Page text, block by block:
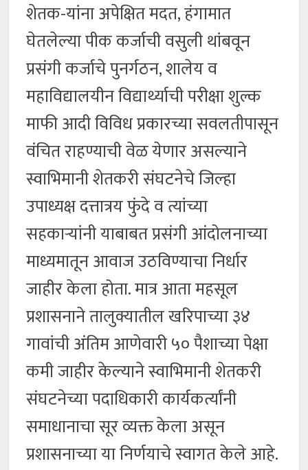
शेतक-यांना अपेक्षित मदत, हंगामात
घेतलेल्या पीक कर्जाची वसुली थांबवून
प्रसंगी कर्जाचे पुनर्गठन, शालेय व
महाविद्यालयीन विद्यार्थ्याची परीक्षा शुल्क
माफी आदी विविध प्रकारच्या सवलतीपासून
वंचित राहण्याची वेळ येणार असल्याने
स्वाभिमानी शेतकरी संघटनेचे जिल्हा
उपाध्यक्ष दत्तात्रय फुंदे व त्यांच्या
सहकाऱ्यांनी याबाबत प्रसंगी आंदोलनाच्या
माध्यमातून आवाज उठविण्याचा निर्धार
जाहीर केला होता. मात्र आता महसूल
प्रशासनाने तालुक्यातील खरिपाच्या ३४
गावांची अंतिम आणेवारी ५० पैशाच्या पेक्षा
कमी जाहीर केल्याने स्वाभिमानी शेतकरी
संघटनेच्या पदाधिकारी कार्यकर्त्यांनी
समाधानाचा सूर व्यक्त केला असून
प्रशासनाच्या या निर्णयाचे स्वागत केले आहे.